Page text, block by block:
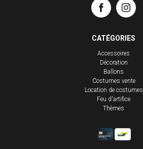
CATÉGORIES
Accessoires
Décoration
Ballons
Costumes vente
Location de costumes
Feu d'artifice
Thèmes